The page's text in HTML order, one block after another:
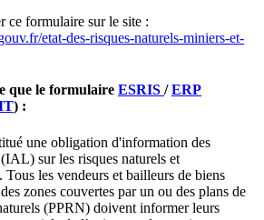
ce formulaire sur le site :
etat-des-risques-naturels-miniers-et-
que le formulaire ESRIS /ERP
) :
une obligation d'information des
sur les risques naturels et
les vendeurs et bailleurs de biens
zones couvertes par un ou des plans de
(PPRN) doivent informer leurs